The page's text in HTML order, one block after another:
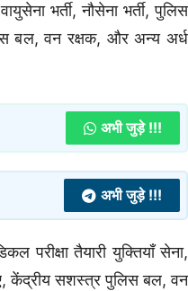
भर्ती, नौसेना भर्ती, पुलिस
बल, वन रक्षक, और अन्य अर्ध
अभी जुड़े !!!
अभी जुड़े !!!
परीक्षा तैयारी युक्तियाँ सेना,
केंद्रीय सशस्त्र पुलिस बल, वन